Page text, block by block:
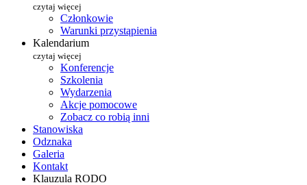
czytaj więcej
Członkowie
Warunki przystąpienia
Kalendarium
czytaj więcej
Konferencje
Szkolenia
Wydarzenia
Akcje pomocowe
Zobacz co robią inni
Stanowiska
Odznaka
Galeria
Kontakt
Klauzula RODO